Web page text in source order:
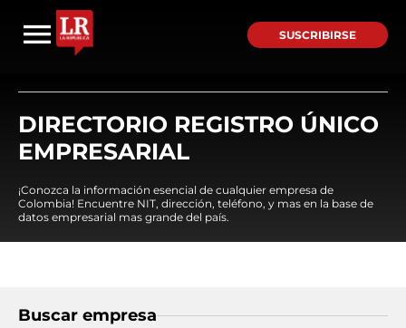
SUSCRIBIRSE
DIRECTORIO REGISTRO ÚNICO
EMPRESARIAL
¡Conozca la información esencial de cualquier empresa de
Colombia! Encuentre NIT, dirección, teléfono, y mas en la base de
datos empresarial mas grande del país.
Buscar empresa